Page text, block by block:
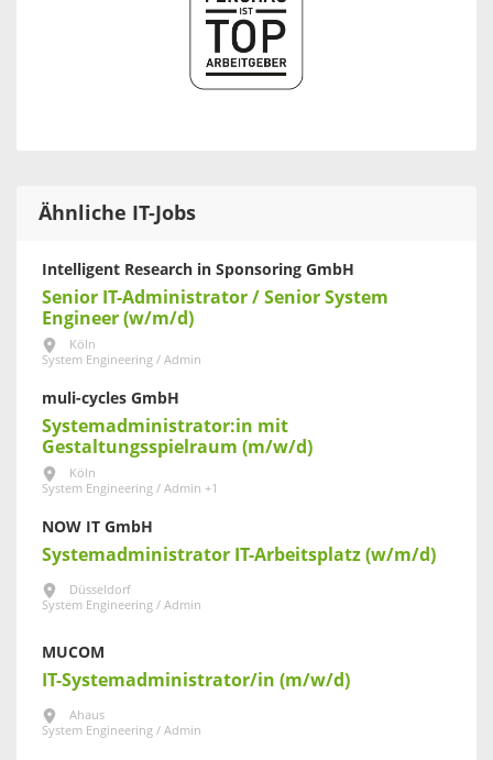
Ähnliche IT-Jobs
Intelligent Research in Sponsoring GmbH
Senior IT-Administrator / Senior System
Engineer (w/m/d)
Köln
System Engineering / Admin
muli-cycles GmbH
Systemadministrator:in mit
Gestaltungsspielraum (m/w/d)
Köln
System Engineering / Admin +1
NOW IT GmbH
Systemadministrator IT-Arbeitsplatz (w/m/d)
Düsseldorf
System Engineering / Admin
MUCOM
IT-Systemadministrator/in (m/w/d)
Ahaus
System Engineering / Admin